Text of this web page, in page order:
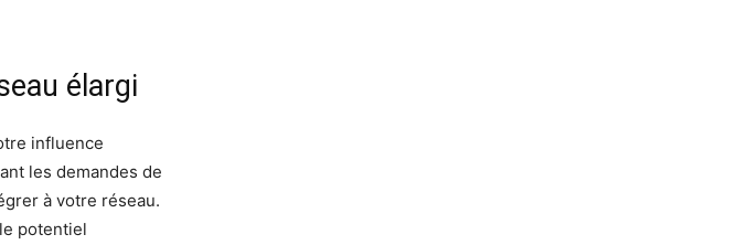
élargi
influence
les demandes de
à votre réseau.
potentiel